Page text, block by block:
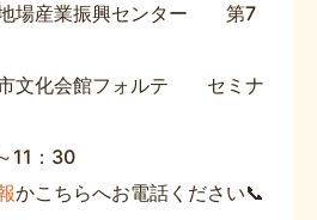
業振興センター 第7
会館フォルテ セミナ
11：30
かこちらへお電話ください📞